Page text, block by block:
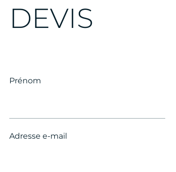
DISTRIBUTEURS D’EAU
DEVIS
Prénom
Adresse e-mail